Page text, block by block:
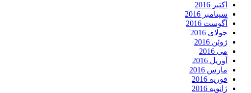
اکتبر 2016
سپتامبر 2016
آگوست 2016
جولای 2016
ژوئن 2016
می 2016
آوریل 2016
مارس 2016
فوریه 2016
ژانویه 2016